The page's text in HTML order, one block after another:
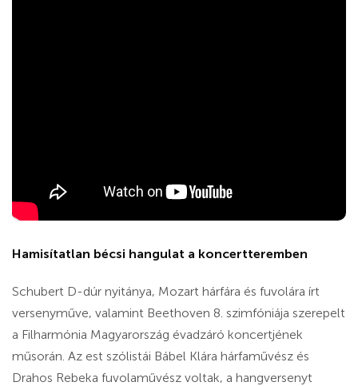
Hamisítatlan bécsi hangulat a koncertteremben
Schubert D-dúr nyitánya, Mozart hárfára és fuvolára írt
versenyműve, valamint Beethoven 8. szimfóniája szerepelt
a Filharmónia Magyarország évadzáró koncertjének
műsorán. Az est szólistái Bábel Klára hárfaművész és
Drahos Rebeka fuvolaművész voltak, a hangversenyt